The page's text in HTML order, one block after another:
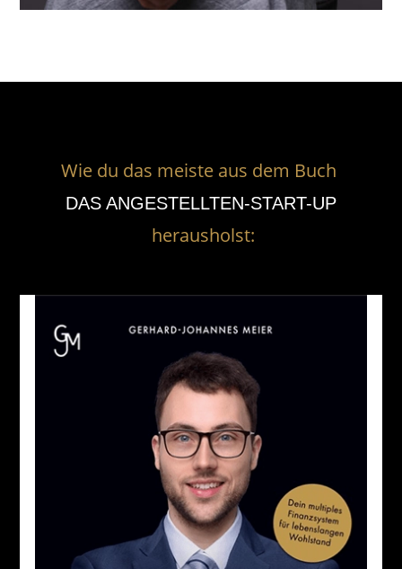
Wie du das meiste aus dem Buch
DAS ANGESTELLTEN-START-UP
herausholst: